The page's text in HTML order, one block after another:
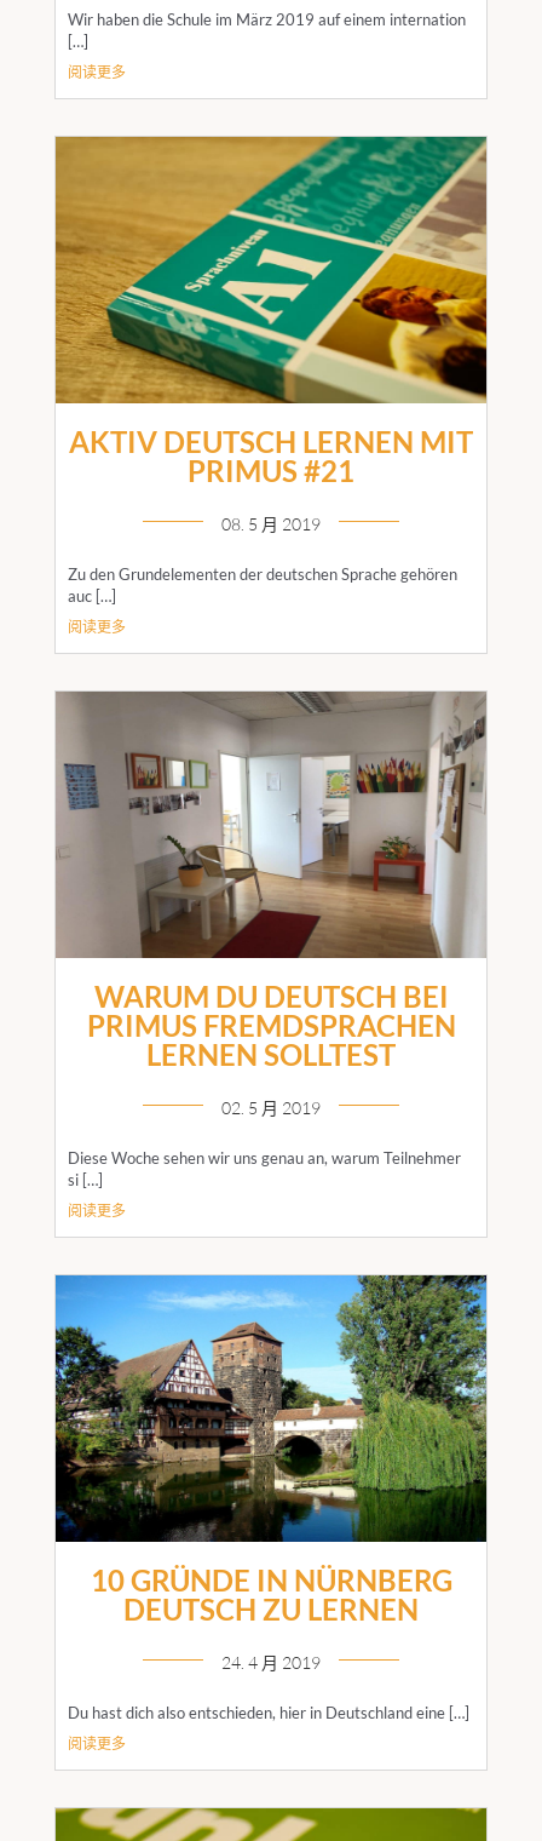
Wir haben die Schule im März 2019 auf einem internation
[…]
阅读更多
AKTIV DEUTSCH LERNEN MIT
PRIMUS #21
08. 5 月 2019
Zu den Grundelementen der deutschen Sprache gehören
auc […]
阅读更多
WARUM DU DEUTSCH BEI
PRIMUS FREMDSPRACHEN
LERNEN SOLLTEST
02. 5 月 2019
Diese Woche sehen wir uns genau an, warum Teilnehmer
si […]
阅读更多
10 GRÜNDE IN NÜRNBERG
DEUTSCH ZU LERNEN
24. 4 月 2019
Du hast dich also entschieden, hier in Deutschland eine […]
阅读更多